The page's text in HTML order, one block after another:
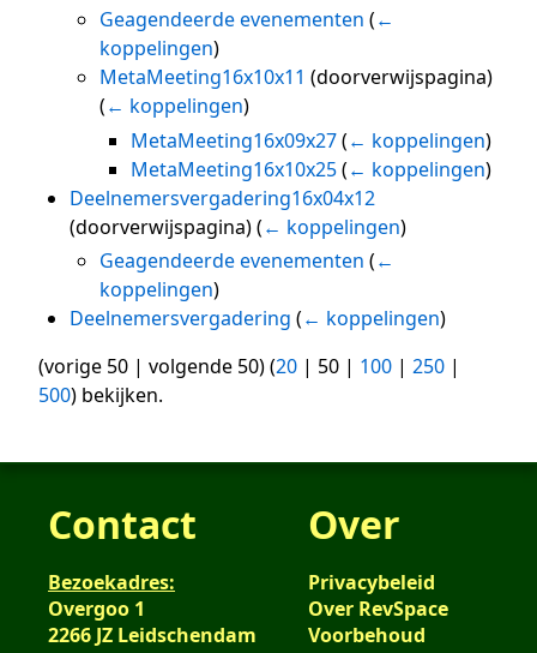
Geagendeerde evenementen (←
koppelingen)
MetaMeeting16x10x11 (doorverwijspagina)
(← koppelingen)
MetaMeeting16x09x27(← koppelingen)
MetaMeeting16x10x25(← koppelingen)
Deelnemersvergadering16x04x12
(doorverwijspagina)(← koppelingen)
Geagendeerde evenementen (←
koppelingen)
Deelnemersvergadering (← koppelingen)
(vorige 50 | volgende 50) (20 | 50 | 100 | 250 |
500) bekijken.
Contact
Bezoekadres:
Overgoo 1
2266 JZ Leidschendam
Over
Privacybeleid
Over RevSpace
Voorbehoud